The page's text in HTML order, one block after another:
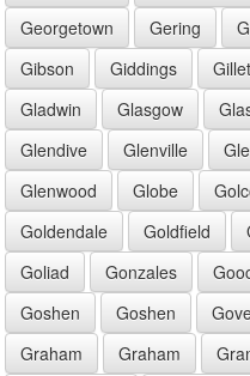
Georgetown
Gering
Gibson
Giddings
Gladwin
Glasgow
Glendive
Glenville
Glenwood
Globe
Goldendale
Goldfield
Goliad
Gonzales
Goshen
Goshen
Graham
Graham